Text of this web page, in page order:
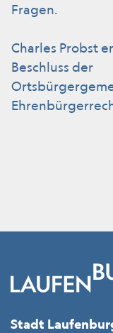
Fragen.
Charles Probst
Beschluss der
Stadt